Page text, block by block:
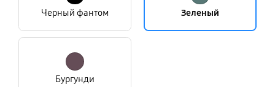
Черный фантом Зеленый
Бургунди